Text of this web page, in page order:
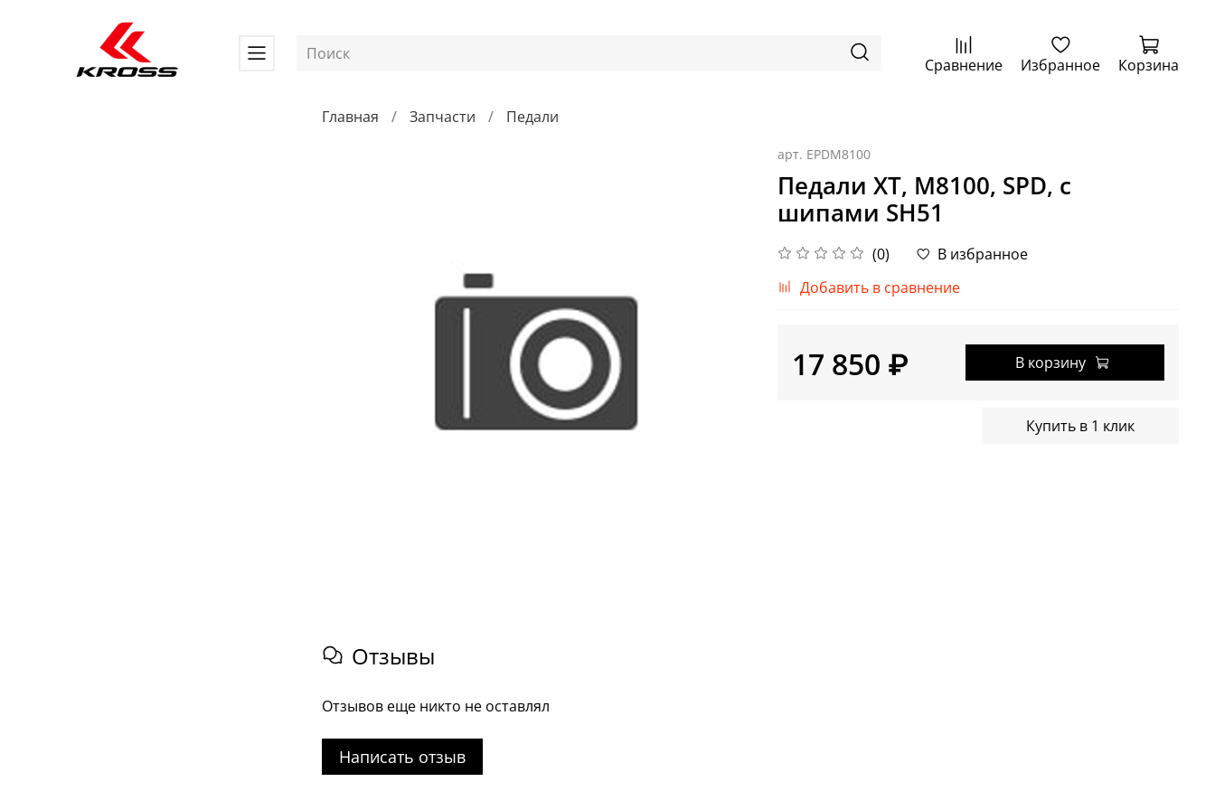
Сравнение Избранное Корзина
Главная Запчасти Педали
арт. EPDM8100
Педали XT, M8100, SPD, с
шипами SH51
(0)
В избранное
Добавить в сравнение
17 850 ₽ В корзину
Купить в 1 клик
Отзывы
Отзывов еще никто не оставлял
Написать отзыв